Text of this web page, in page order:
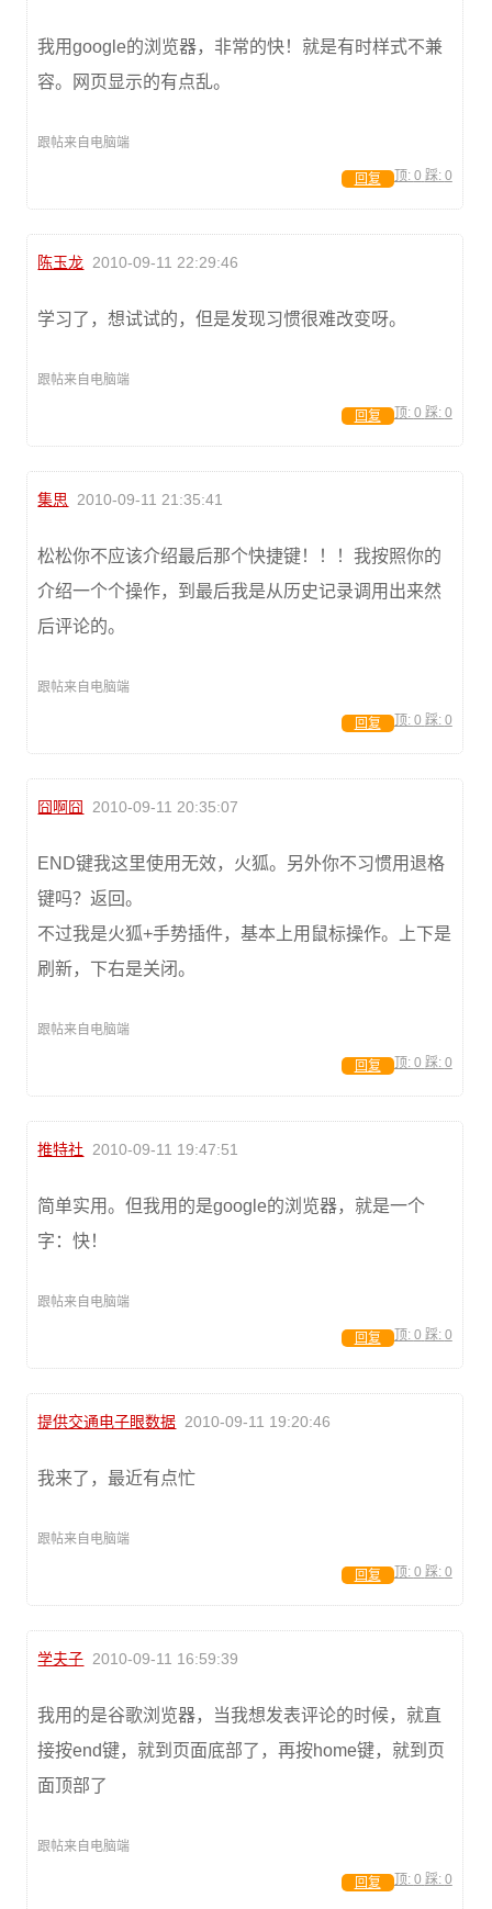
我用google的浏览器，非常的快！就是有时样式不兼
容。网页显示的有点乱。
跟帖来自电脑端
顶: 0 踩: 0
回复
陈玉龙 2010-09-11 22:29:46
学习了，想试试的，但是发现习惯很难改变呀。
跟帖来自电脑端
顶: 0 踩: 0
回复
集思 2010-09-11 21:35:41
松松你不应该介绍最后那个快捷键！！！我按照你的
介绍一个个操作，到最后我是从历史记录调用出来然
后评论的。
跟帖来自电脑端
顶: 0 踩: 0
回复
囧啊囧 2010-09-11 20:35:07
END键我这里使用无效，火狐。另外你不习惯用退格
键吗？返回。
不过我是火狐+手势插件，基本上用鼠标操作。上下是
刷新，下右是关闭。
跟帖来自电脑端
顶: 0 踩: 0
回复
推特社 2010-09-11 19:47:51
简单实用。但我用的是google的浏览器，就是一个
字：快！
跟帖来自电脑端
顶: 0 踩: 0
回复
提供交通电子眼数据 2010-09-11 19:20:46
我来了，最近有点忙
跟帖来自电脑端
顶: 0 踩: 0
回复
学夫子 2010-09-11 16:59:39
我用的是谷歌浏览器，当我想发表评论的时候，就直
接按end键，就到页面底部了，再按home键，就到页
面顶部了
跟帖来自电脑端
顶: 0 踩: 0
回复